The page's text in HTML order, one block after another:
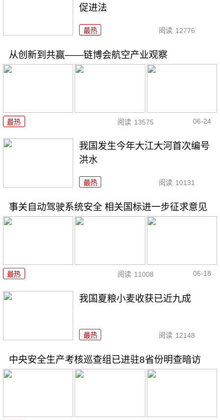
促进法
最热 阅读 12776
从创新到共赢——链博会航空产业观察
最热 阅读 13575 06-24
我国发生今年大江大河首次编号
洪水
最热 阅读 10131
事关自动驾驶系统安全 相关国标进一步征求意见
最热 阅读 11008 06-18
我国夏粮小麦收获已近九成
最热 阅读 12148
中央安全生产考核巡查组已进驻8省份明查暗访